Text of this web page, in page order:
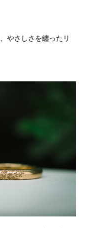
やさしさを纏ったリ